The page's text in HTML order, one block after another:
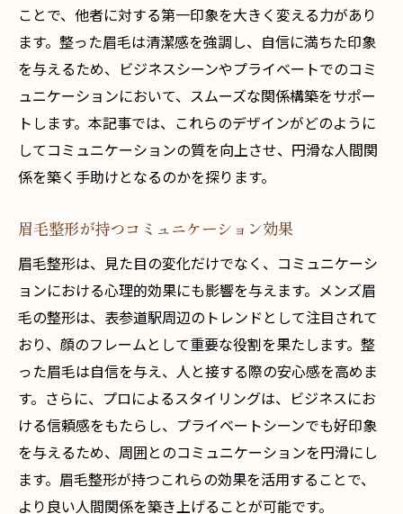
ことで、他者に対する第一印象を大きく変える力があり
ます。整った眉毛は清潔感を強調し、自信に満ちた印象
を与えるため、ビジネスシーンやプライベートでのコミ
ュニケーションにおいて、スムーズな関係構築をサポー
トします。本記事では、これらのデザインがどのように
してコミュニケーションの質を向上させ、円滑な人間関
係を築く手助けとなるのかを探ります。
眉毛整形が持つコミュニケーション効果
眉毛整形は、見た目の変化だけでなく、コミュニケーシ
ョンにおける心理的効果にも影響を与えます。メンズ眉
毛の整形は、表参道駅周辺のトレンドとして注目されて
おり、顔のフレームとして重要な役割を果たします。整
った眉毛は自信を与え、人と接する際の安心感を高めま
す。さらに、プロによるスタイリングは、ビジネスにお
ける信頼感をもたらし、プライベートシーンでも好印象
を与えるため、周囲とのコミュニケーションを円滑にし
ます。眉毛整形が持つこれらの効果を活用することで、
より良い人間関係を築き上げることが可能です。